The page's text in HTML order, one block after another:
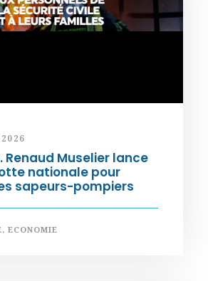
Renaud Muselier lance
nationale pour
sapeurs-pompiers
, ECONOMIE